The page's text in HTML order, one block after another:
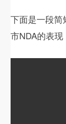
下面是一段简
市NDA的表